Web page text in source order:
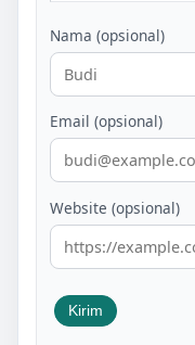
Nama (opsional)
Email (opsional)
Website (opsional)